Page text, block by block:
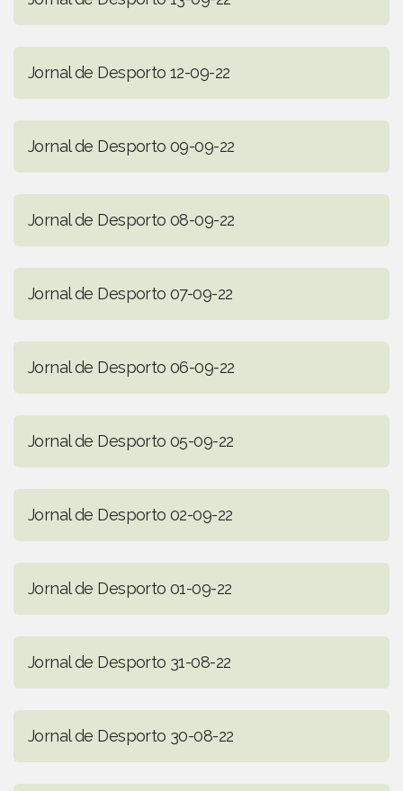
Jornal de Desporto 12-09-22
Jornal de Desporto 09-09-22
Jornal de Desporto 08-09-22
Jornal de Desporto 07-09-22
Jornal de Desporto 06-09-22
Jornal de Desporto 05-09-22
Jornal de Desporto 02-09-22
Jornal de Desporto 01-09-22
Jornal de Desporto 31-08-22
Jornal de Desporto 30-08-22